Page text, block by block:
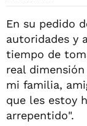
En su pedido
autoridades y
tiempo de
real
mi familia,
que les estoy
arrepentido".